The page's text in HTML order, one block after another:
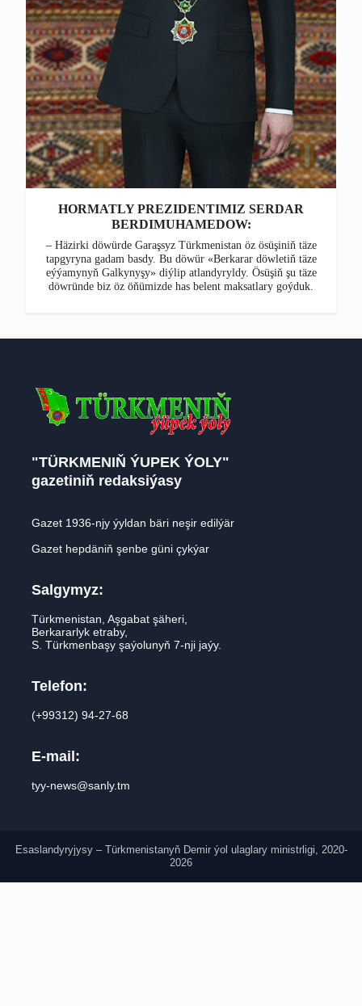
HORMATLY PREZIDENTIMIZ SERDAR
BERDIMUHAMEDOW:
– Häzirki döwürde Garaşsyz Türkmenistan öz ösüşiniň täze
tapgyryna gadam basdy. Bu döwür «Berkarar döwletiň täze
eýýamynyň Galkynyşy» diýlip atlandyryldy. Ösüşiň şu täze
döwründe biz öz öňümizde has belent maksatlary goýduk.
"TÜRKMENIŇ ÝUPEK ÝOLY"
gazetiniň redaksiýasy
Gazet 1936-njy ýyldan bäri neşir edilýär
Gazet hepdäniň şenbe güni çykýar
Salgymyz:
Türkmenistan, Aşgabat şäheri,
Berkararlyk etraby,
S. Türkmenbaşy şaýolunyň 7-nji jaýy.
Telefon:
(+99312) 94-27-68
E-mail:
tyy-news@sanly.tm
Esaslandyryjysy – Türkmenistanyň Demir ýol ulaglary ministrligi, 2020-
2026